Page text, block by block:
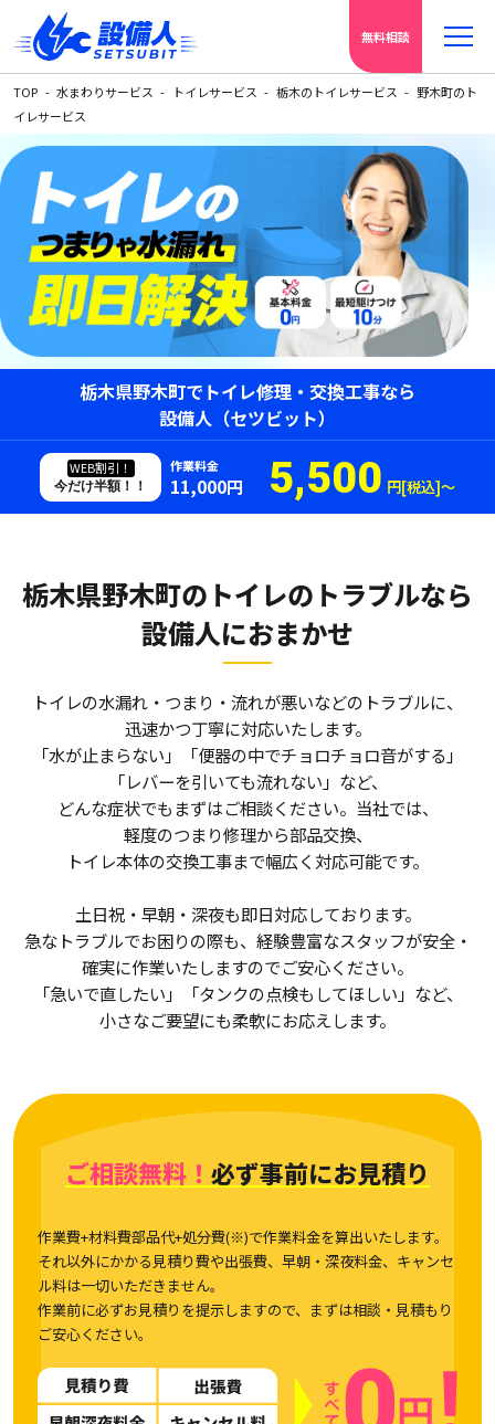
無料相談
TOP 水まわりサービス トイレサービス 栃木のトイレサービス
野木町のト
イレサービス
栃木県野木町でトイレ修理・交換工事なら
設備人（セツビット）
WEB割引！
今だけ半額！！
作業料金
11,000円 5,500 円[税込]〜
栃木県野木町のトイレのトラブルなら
設備人におまかせ
トイレの水漏れ・つまり・流れが悪いなどのトラブルに、
迅速かつ丁寧に対応いたします。
「水が止まらない」「便器の中でチョロチョロ音がする」
「レバーを引いても流れない」など、
どんな症状でもまずはご相談ください。当社では、
軽度のつまり修理から部品交換、
トイレ本体の交換工事まで幅広く対応可能です。
土日祝・早朝・深夜も即日対応しております。
急なトラブルでお困りの際も、経験豊富なスタッフが安全・
確実に作業いたしますのでご安心ください。
「急いで直したい」「タンクの点検もしてほしい」など、
小さなご要望にも柔軟にお応えします。
ご相談無料！ 必ず事前にお見積り
作業費+材料費部品代+処分費(※)で作業料金を算出いたします。
それ以外にかかる見積り費や出張費、早朝・深夜料金、キャンセ
ル料は一切いただきません。
作業前に必ずお見積りを提示しますので、まずは相談・見積もり
ご安心ください。